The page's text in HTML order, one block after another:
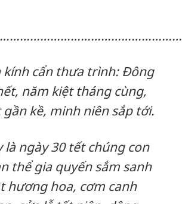
kính cẩn thưa trình: Đông
năm kiệt tháng cùng,
kề, minh niên sắp tới.
là ngày 30 tết chúng con
thể gia quyến sắm sanh
hương hoa, cơm canh